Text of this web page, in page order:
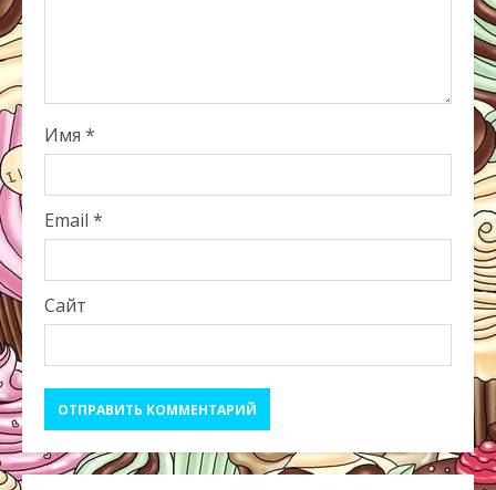
Имя *
Email *
Сайт